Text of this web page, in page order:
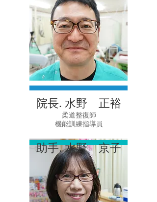
院長. 水野 正裕
柔道整復師
機能訓練指導員
助手. 水野 京子